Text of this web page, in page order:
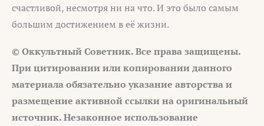
счастливой, несмотря ни на что. И это было самым
большим достижением в её жизни.
© Оккультный Советник. Все права защищены.
При цитировании или копировании данного
материала обязательно указание авторства и
размещение активной ссылки на оригинальный
источник. Незаконное использование